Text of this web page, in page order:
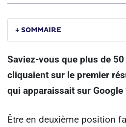
+ SOMMAIRE
Saviez-vous que plus de
cliquaient sur le premier
qui apparaissait sur Google
Être en deuxième position